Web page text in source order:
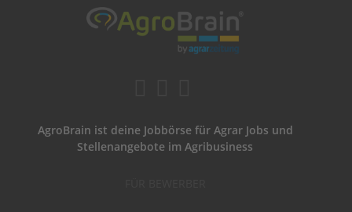
AgroBrain ist deine Jobbörse für Agrar Jobs und
Stellenangebote im Agribusiness